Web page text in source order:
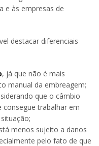
e às empresas de
destacar diferenciais
, já que não é mais
manual da embreagem;
que o câmbio
trabalhar em
menos sujeito a danos
pelo fato de que